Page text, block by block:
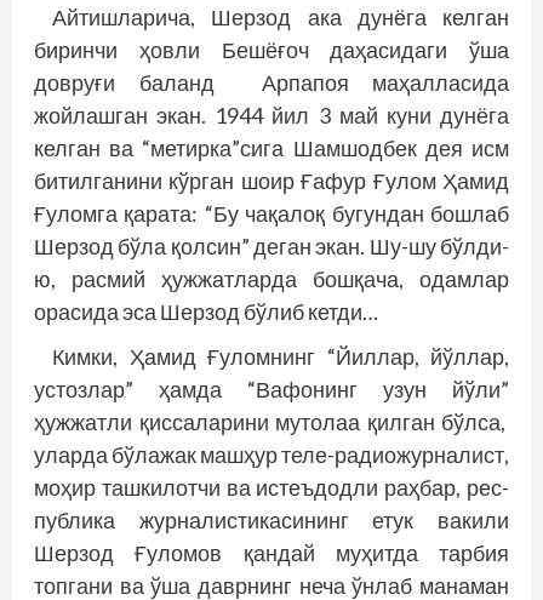
Айтишларича, Шерзод ака дунёга келган
биринчи ҳовли Бешёғоч даҳасидаги ўша
довруғи баланд Арпапоя маҳалласида
жойлашган экан. 1944 йил 3 май куни дунёга
келган ва “метирка”сига Шамшодбек дея исм
битилганини кўрган шоир Ғафур Ғулом Ҳамид
Ғуломга қарата: “Бу чақалоқ бугундан бошлаб
Шерзод бўла қолсин” деган экан. Шу-шу бўлди-
ю, расмий ҳужжатларда бошқача, одамлар
орасида эса Шерзод бўлиб кетди…
Кимки, Ҳамид Ғуломнинг “Йиллар, йўллар,
устозлар” ҳамда “Вафонинг узун йўли”
ҳужжатли қиссаларини мутолаа қилган бўлса,
уларда бўлажак машҳур теле-радиожурналист,
моҳир ташкилотчи ва истеъдодли раҳбар, рес­
публика журналистикасининг етук вакили
Шерзод Ғуломов қандай муҳитда тарбия
топгани ва ўша даврнинг неча ўнлаб манаман